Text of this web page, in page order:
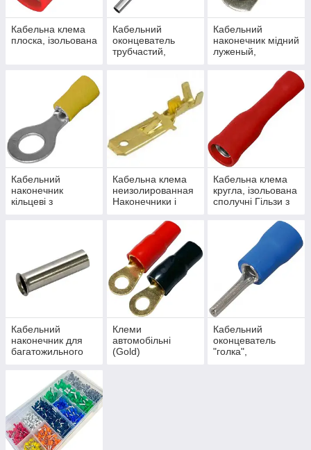
Кабельна клема
плоска, ізольована
Кабельний
оконцеватель
трубчастий,
Кабельний
наконечник мідний
луженый,
Кабельний
наконечник
кільцеві з
Кабельна клема
неизолированная
Наконечники і
Кабельна клема
кругла, ізольована
сполучні Гільзи з
Кабельний
наконечник для
багатожильного
ізольований
втулкові
(трубчасті,
гільзові)
Клеми
автомобільні
(Gold)
Кабельний
оконцеватель
"голка",